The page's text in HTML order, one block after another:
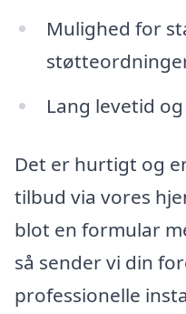
Mulighed for
Lang levetid
Det er hurtigt og
tilbud via vores
blot en formular
så sender vi din
professionelle